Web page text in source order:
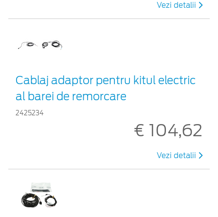
Vezi detalii
Cablaj adaptor pentru kitul electric
al barei de remorcare
2425234
€ 104,62
Vezi detalii